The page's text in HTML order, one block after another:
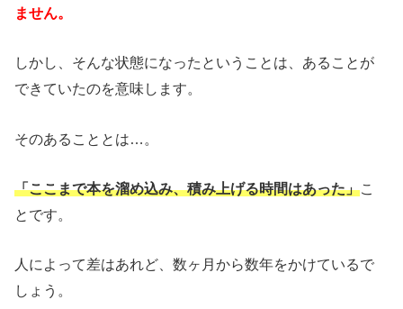
ません。
しかし、そんな状態になったということは、あることが
できていたのを意味します。
そのあることとは…。
「ここまで本を溜め込み、積み上げる時間はあった」こ
とです。
人によって差はあれど、数ヶ月から数年をかけているで
しょう。